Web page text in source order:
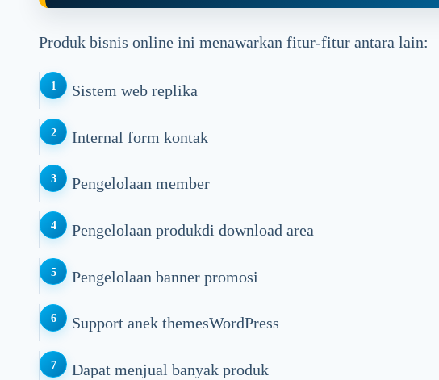
Produk bisnis online ini menawarkan fitur-fitur antara lain:
Sistem web replika
Internal form kontak
Pengelolaan member
Pengelolaan produkdi download area
Pengelolaan banner promosi
Support anek themesWordPress
Dapat menjual banyak produk